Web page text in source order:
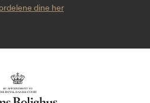
dine her